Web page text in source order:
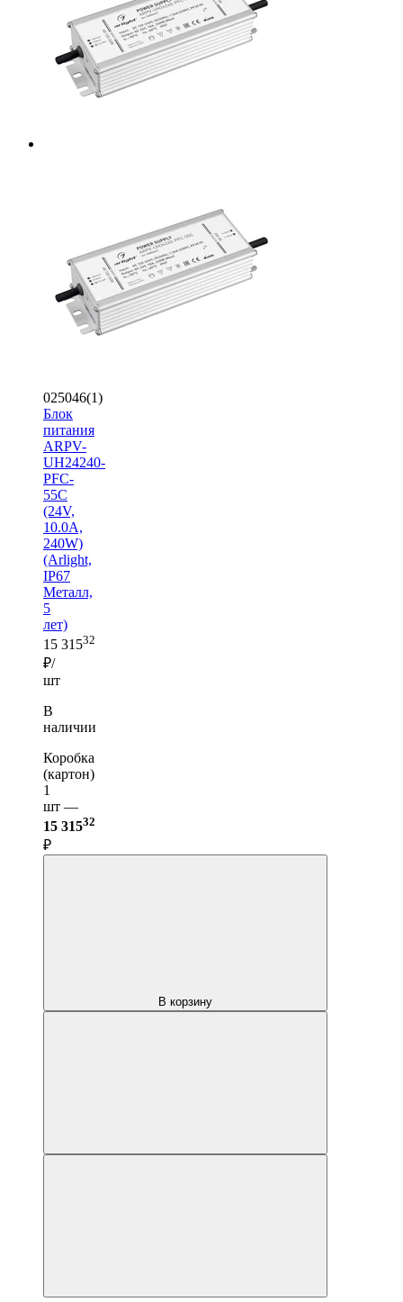
025046(1)
Блок
питания
ARPV-
UH24240-
PFC-
55C
(24V,
10.0A,
240W)
(Arlight,
IP67
Металл,
5
лет)
15 31532
₽/
шт
В
наличии
Коробка
(картон)
1
шт —
15 31532
₽
В корзину